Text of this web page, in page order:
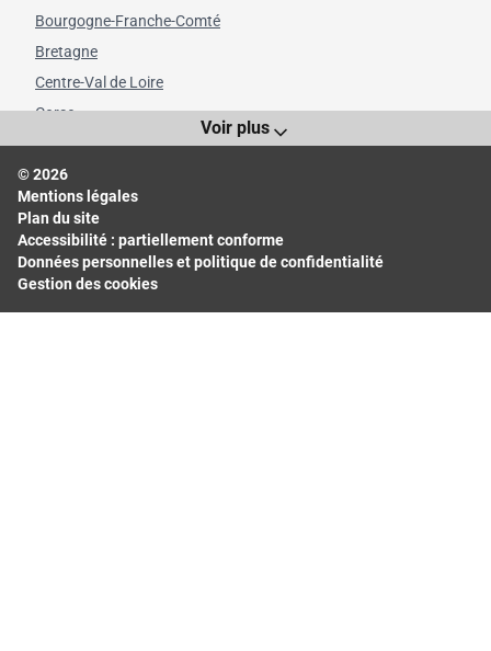
Bourgogne-Franche-Comté
Bretagne
Centre-Val de Loire
Corse
Grand Est
Hauts-de-France
Île-de-France
Normandie
Nouvelle-Aquitaine
Voir plus
© 2026
Mentions légales
Plan du site
Accessibilité : partiellement conforme
Données personnelles et politique de confidentialité
Gestion des cookies